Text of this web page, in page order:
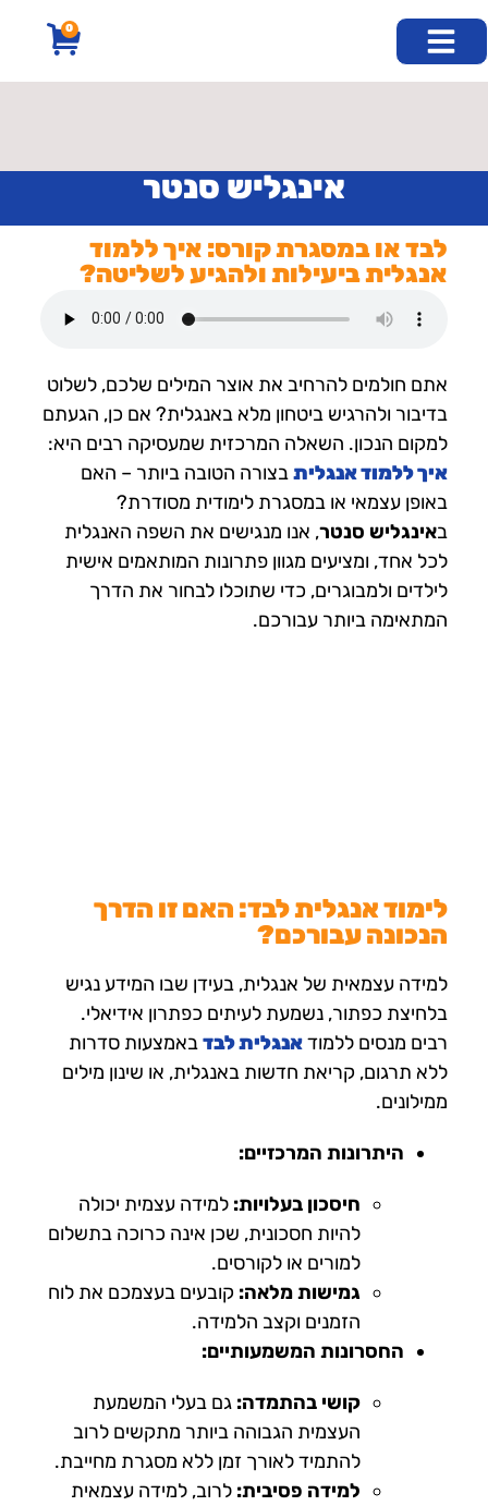
לתוכן
0
אינגליש סנטר
לבד או במסגרת קורס: איך ללמוד
אנגלית ביעילות ולהגיע לשליטה?
אתם חולמים להרחיב את אוצר המילים שלכם, לשלוט
בדיבור ולהרגיש ביטחון מלא באנגלית? אם כן, הגעתם
למקום הנכון. השאלה המרכזית שמעסיקה רבים היא:
איך ללמוד אנגליתבצורה הטובה ביותר – האם
באופן עצמאי או במסגרת לימודית מסודרת?
באינגליש סנטר, אנו מנגישים את השפה האנגלית
לכל אחד, ומציעים מגוון פתרונות המותאמים אישית
לילדים ולמבוגרים, כדי שתוכלו לבחור את הדרך
המתאימה ביותר עבורכם.
לימוד אנגלית לבד: האם זו הדרך
הנכונה עבורכם?
למידה עצמאית של אנגלית, בעידן שבו המידע נגיש
בלחיצת כפתור, נשמעת לעיתים כפתרון אידיאלי.
רבים מנסים ללמודאנגלית לבדבאמצעות סדרות
ללא תרגום, קריאת חדשות באנגלית, או שינון מילים
ממילונים.
היתרונות המרכזיים:
חיסכון בעלויות: למידה עצמית יכולה
להיות חסכונית, שכן אינה כרוכה בתשלום
למורים או לקורסים.
גמישות מלאה: קובעים בעצמכם את לוח
הזמנים וקצב הלמידה.
החסרונות המשמעותיים:
קושי בהתמדה: גם בעלי המשמעת
העצמית הגבוהה ביותר מתקשים לרוב
להתמיד לאורך זמן ללא מסגרת מחייבת.
למידה פסיבית: לרוב, למידה עצמאית